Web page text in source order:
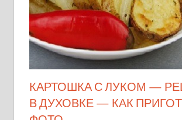
КАРТОШКА С ЛУКОМ —
В ДУХОВКЕ — КАК